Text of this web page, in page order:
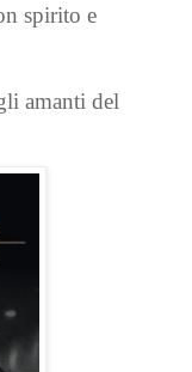
spirito e
amanti del